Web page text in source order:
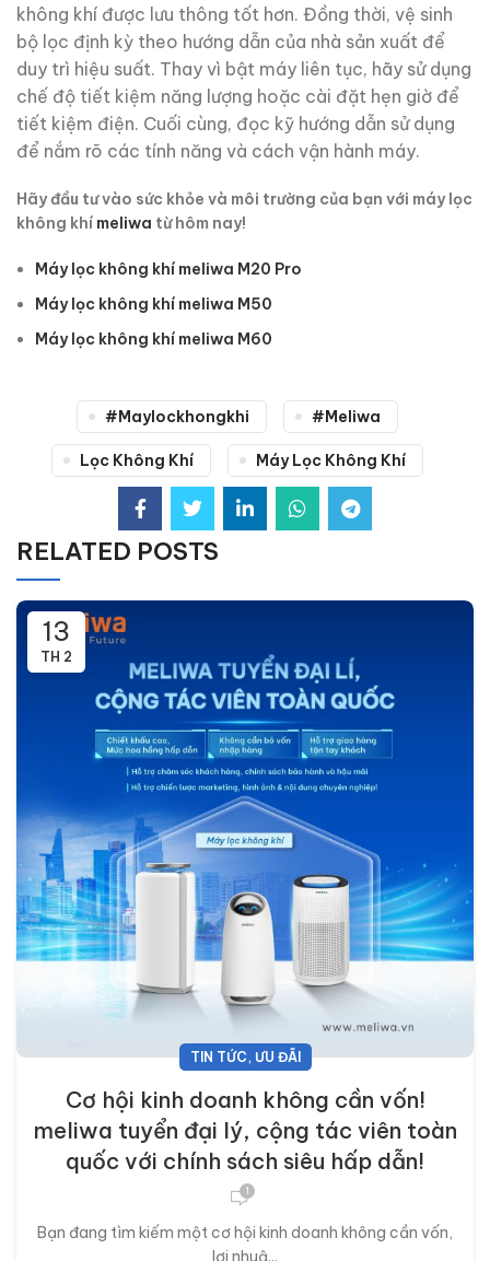
không khí được lưu thông tốt hơn. Đồng thời, vệ sinh
bộ lọc định kỳ theo hướng dẫn của nhà sản xuất để
duy trì hiệu suất. Thay vì bật máy liên tục, hãy sử dụng
chế độ tiết kiệm năng lượng hoặc cài đặt hẹn giờ để
tiết kiệm điện. Cuối cùng, đọc kỹ hướng dẫn sử dụng
để nắm rõ các tính năng và cách vận hành máy.
Hãy đầu tư vào sức khỏe và môi trường của bạn với máy lọc
không khí meliwa từ hôm nay!
Máy lọc không khí meliwa M20 Pro
Máy lọc không khí meliwa M50
Máy lọc không khí meliwa M60
#maylockhongkhi #meliwa
Lọc Không Khí Máy Lọc Không Khí
RELATED POSTS
13
TH 2
TIN TỨC, ƯU ĐÃI
Cơ hội kinh doanh không cần vốn!
meliwa tuyển đại lý, cộng tác viên toàn
quốc với chính sách siêu hấp dẫn!
1
Bạn đang tìm kiếm một cơ hội kinh doanh không cần vốn,
lợi nhuậ...